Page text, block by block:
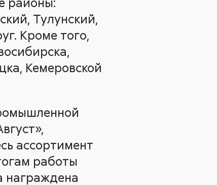
Тулунский,
Кроме того,
Кемеровской
ассортимент
работы
награждена